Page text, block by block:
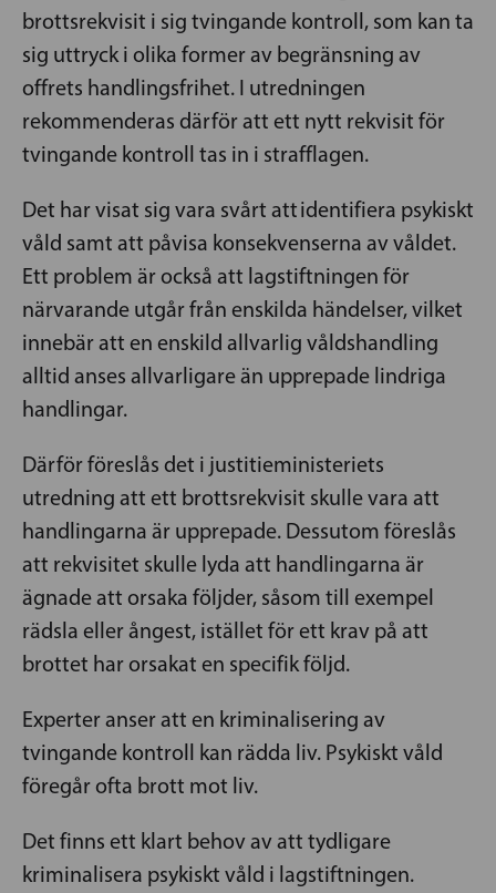
brottsrekvisit i sig tvingande kontroll, som kan ta
sig uttryck i olika former av begränsning av
offrets handlingsfrihet. I utredningen
rekommenderas därför att ett nytt rekvisit för
tvingande kontroll tas in i strafflagen.
Det har visat sig vara svårt att identifiera psykiskt
våld samt att påvisa konsekvenserna av våldet.
Ett problem är också att lagstiftningen för
närvarande utgår från enskilda händelser, vilket
innebär att en enskild allvarlig våldshandling
alltid anses allvarligare än upprepade lindriga
handlingar.
Därför föreslås det i justitieministeriets
utredning att ett brottsrekvisit skulle vara att
handlingarna är upprepade. Dessutom föreslås
att rekvisitet skulle lyda att handlingarna är
ägnade att orsaka följder, såsom till exempel
rädsla eller ångest, istället för ett krav på att
brottet har orsakat en specifik följd.
Experter anser att en kriminalisering av
tvingande kontroll kan rädda liv. Psykiskt våld
föregår ofta brott mot liv.
Det finns ett klart behov av att tydligare
kriminalisera psykiskt våld i lagstiftningen.